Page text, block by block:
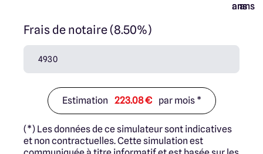
ans
ans
ans
ansans
Frais de notaire (8.50%)
Estimation 223.08 € par mois *
(*) Les données de ce simulateur sont indicatives
et non contractuelles. Cette simulation est